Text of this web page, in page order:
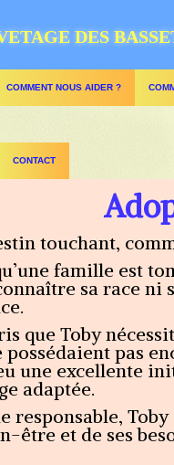
DES
COMMENT NOUS AIDER ?
CONTACT
touchant,
famille est
sa race
que Toby
possédaient pas
une excellente
adaptée.
responsable,
être et de ses